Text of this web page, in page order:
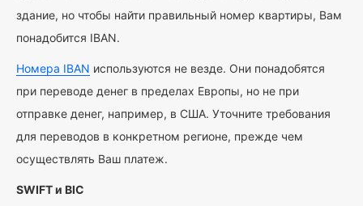
здание, но чтобы найти правильный номер квартиры, Вам
понадобится IBAN.
Номера IBAN используются не везде. Они понадобятся
при переводе денег в пределах Европы, но не при
отправке денег, например, в США. Уточните требования
для переводов в конкретном регионе, прежде чем
осуществлять Ваш платеж.
SWIFT и BIC